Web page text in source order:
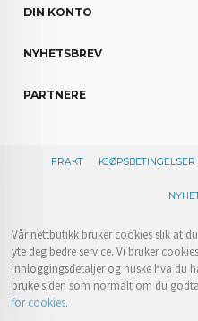
DIN KONTO
NYHETSBREV
PARTNERE
FRAKT KJØPSBETINGELSER
Vår nettbutikk bruker cookies slik at
yte deg bedre service. Vi bruker
innloggingsdetaljer og huske hva du
bruke siden som normalt om du
for cookies.